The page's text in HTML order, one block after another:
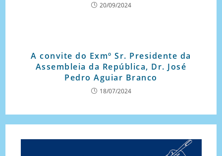
20/09/2024
A convite do Exmº Sr. Presidente da
Assembleia da República, Dr. José
Pedro Aguiar Branco
18/07/2024